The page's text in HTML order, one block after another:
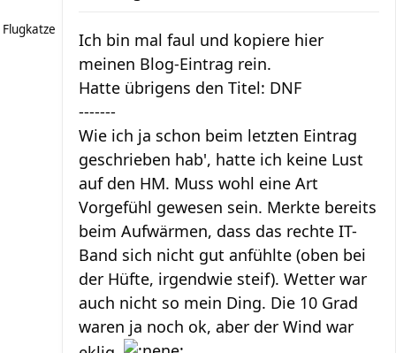
Flugkatze
Ich bin mal faul und kopiere hier
meinen Blog-Eintrag rein.
Hatte übrigens den Titel: DNF
-------
Wie ich ja schon beim letzten Eintrag
geschrieben hab', hatte ich keine Lust
auf den HM. Muss wohl eine Art
Vorgefühl gewesen sein. Merkte bereits
beim Aufwärmen, dass das rechte IT-
Band sich nicht gut anfühlte (oben bei
der Hüfte, irgendwie steif). Wetter war
auch nicht so mein Ding. Die 10 Grad
waren ja noch ok, aber der Wind war